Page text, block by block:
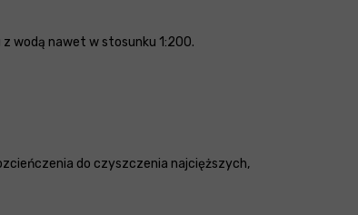
wodą nawet w stosunku 1:200.
do czyszczenia najcięższych,